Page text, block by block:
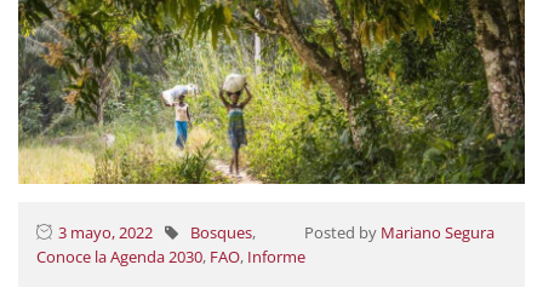
3 mayo, 2022 Posted by Mariano Segura
Bosques,
Conoce la Agenda 2030, FAO, Informe